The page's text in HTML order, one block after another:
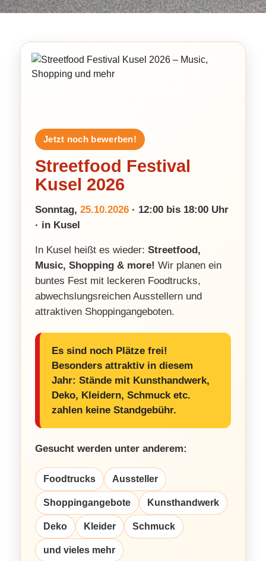
Jetzt noch bewerben!
Streetfood Festival
Kusel 2026
Sonntag, 25.10.2026 · 12:00 bis 18:00 Uhr
· in Kusel
In Kusel heißt es wieder: Streetfood,
Music, Shopping & more! Wir planen ein
buntes Fest mit leckeren Foodtrucks,
abwechslungsreichen Ausstellern und
attraktiven Shoppingangeboten.
Es sind noch Plätze frei!
Besonders attraktiv in diesem
Jahr: Stände mit Kunsthandwerk,
Deko, Kleidern, Schmuck etc.
zahlen keine Standgebühr.
Gesucht werden unter anderem:
Foodtrucks Aussteller
Shoppingangebote Kunsthandwerk
Deko Kleider Schmuck
und vieles mehr